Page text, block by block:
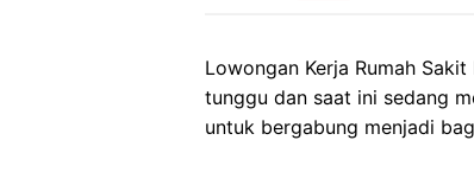
Lowongan Kerja Rumah
tunggu dan saat ini sedang
untuk bergabung menjadi